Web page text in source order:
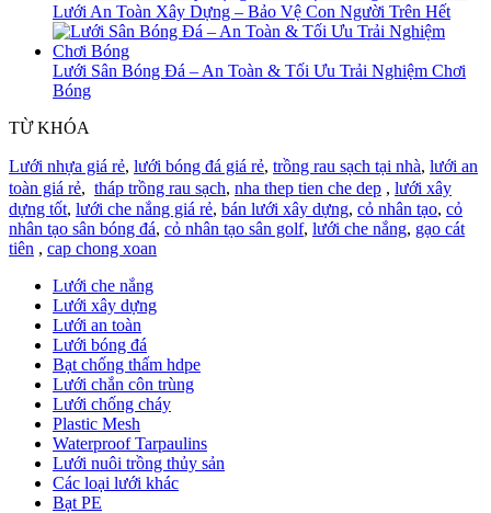
Lưới An Toàn Xây Dựng – Bảo Vệ Con Người Trên Hết
Lưới Sân Bóng Đá – An Toàn & Tối Ưu Trải Nghiệm Chơi
Bóng
TỪ KHÓA
Lưới nhựa giá rẻ, lưới bóng đá giá rẻ, trồng rau sạch tại nhà, lưới an
toàn giá rẻ, tháp trồng rau sạch, nha thep tien che dep , lưới xây
dựng tốt, lưới che nắng giá rẻ, bán lưới xây dựng, cỏ nhân tạo, cỏ
nhân tạo sân bóng đá, cỏ nhân tạo sân golf, lưới che nắng, gạo cát
tiên , cap chong xoan
Lưới che nắng
Lưới xây dựng
Lưới an toàn
Lưới bóng đá
Bạt chống thấm hdpe
Lưới chắn côn trùng
Lưới chống cháy
Plastic Mesh
Waterproof Tarpaulins
Lưới nuôi trồng thủy sản
Các loại lưới khác
Bạt PE